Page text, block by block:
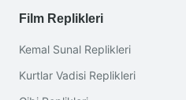
Film Replikleri
Kemal Sunal Replikleri
Kurtlar Vadisi Replikleri